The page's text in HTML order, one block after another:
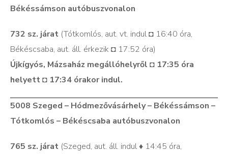
Békéssámson autóbuszvonalon
732 sz. járat (Tótkomlós, aut. vt. indul ◘ 16:40 óra,
Békéscsaba, aut. áll. érkezik ◘ 17:52 óra)
Újkígyós, Mázsaház megállóhelyről ◘ 17:35 óra
helyett ◘ 17:34 órakor indul.
5008 Szeged – Hódmezővásárhely – Békéssámson –
Tótkomlós – Békéscsaba autóbuszvonalon
765 sz. járat (Szeged, aut. áll. indul ♦ 14:45 óra,